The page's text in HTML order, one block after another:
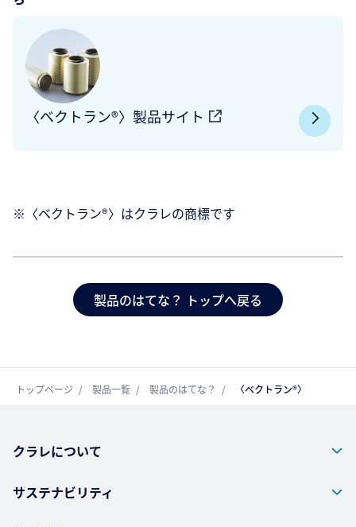
〈ベクトラン®〉製品サイト
※〈ベクトラン®〉はクラレの商標です
製品のはてな？ トップへ戻る
トップページ 製品一覧 製品のはてな？ 〈ベクトラン®〉
クラレについて
サステナビリティ